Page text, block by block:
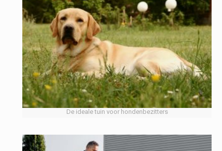
De ideale tuin voor hondenbezitters